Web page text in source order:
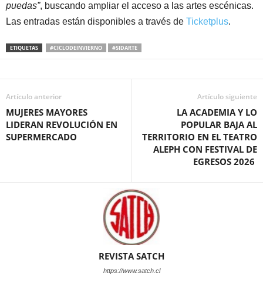
puedas”, buscando ampliar el acceso a las artes escénicas.
Las entradas están disponibles a través de Ticketplus.
ETIQUETAS #CICLODEINVIERNO #SIDARTE
Artículo anterior
MUJERES MAYORES
LIDERAN REVOLUCIÓN EN
SUPERMERCADO
Artículo siguiente
LA ACADEMIA Y LO
POPULAR BAJA AL
TERRITORIO EN EL TEATRO
ALEPH CON FESTIVAL DE
EGRESOS 2026
REVISTA SATCH
https://www.satch.cl